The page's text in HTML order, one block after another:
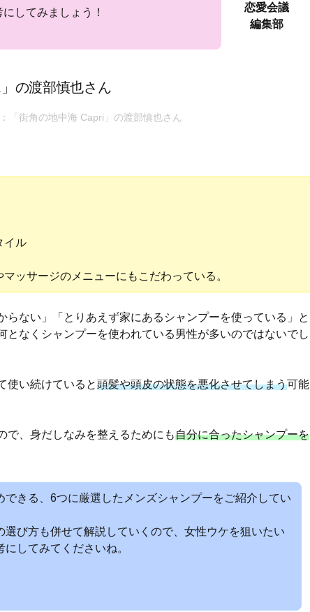
してみましょう！
恋愛会議
編集部
の渡部慎也さん
イル
ッサージのメニューにもこだわっている。
らない」「とりあえず家にあるシャンプーを使っている」と
となくシャンプーを使われている男性が多いのではないでし
使い続けていると頭髪や頭皮の状態を悪化させてしまう可能
で、身だしなみを整えるためにも自分に合ったシャンプーを
できる、6つに厳選したメンズシャンプーをご紹介してい
選び方も併せて解説していくので、女性ウケを狙いたい
してみてくださいね。